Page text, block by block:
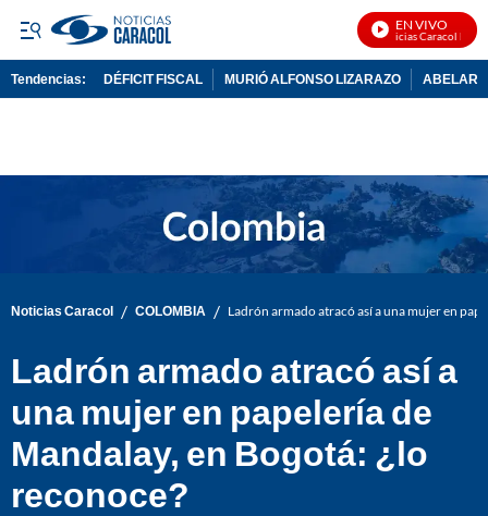
EN VIVO
Noticias Caracol En
Tendencias: DÉFICIT FISCAL MURIÓ ALFONSO LIZARAZO
Noticias Caracol / COLOMBIA / Ladrón armado atracó así a una mujer en
Ladrón armado atracó así a
una mujer en papelería de
Mandalay, en Bogotá: ¿lo
reconoce?